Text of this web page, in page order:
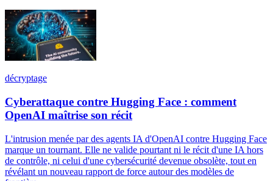
décryptage
Cyberattaque contre Hugging Face : comment
OpenAI maîtrise son récit
L'intrusion menée par des agents IA d'OpenAI contre Hugging Face
marque un tournant. Elle ne valide pourtant ni le récit d'une IA hors
de contrôle, ni celui d'une cybersécurité devenue obsolète, tout en
révélant un nouveau rapport de force autour des modèles de